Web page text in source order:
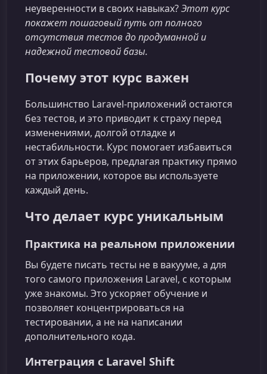
неуверенности в своих навыках?Этот курс
покажет пошаговый путь от полного
отсутствия тестов до продуманной и
надежной тестовой базы.
Почему этот курс важен
Большинство Laravel‑приложений остаются
без тестов, и это приводит к страху перед
изменениями, долгой отладке и
нестабильности. Курс помогает избавиться
от этих барьеров, предлагая практику прямо
на приложении, которое вы используете
каждый день.
Что делает курс уникальным
Практика на реальном приложении
Вы будете писать тесты не в вакууме, а для
того самого приложения Laravel, с которым
уже знакомы. Это ускоряет обучение и
позволяет концентрироваться на
тестировании, а не на написании
дополнительного кода.
Интеграция с Laravel Shift